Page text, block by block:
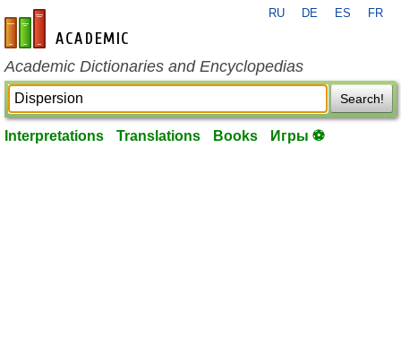
en-academic.com
RU DE ES FR
Academic Dictionaries and Encyclopedias
Search!
Interpretations Translations Books Игры ⚽